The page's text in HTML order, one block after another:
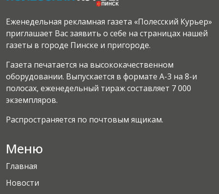
Еженедельная рекламная газета «Полесский Курьер»
приглашает Вас заявить о себе на страницах нашей
газеты в городе Пинске и пригороде.
Газета печатается на высококачественном
оборудовании. Выпускается в формате А-3 на 8-и
полосах, еженедельный тираж составляет 7 000
экземпляров.
Распространяется по почтовым ящикам.
Меню
Главная
Новости